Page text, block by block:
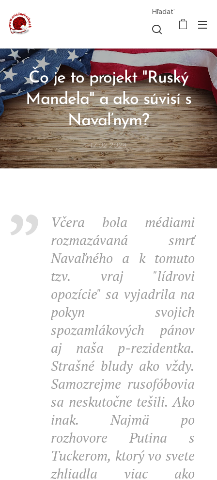
Hľadať
Čo je to projekt "Ruský
Mandela" a ako súvisí s
Navaľnym?
17.02.2024
Včera bola médiami
rozmazávaná smrť
Navaľného a k tomuto
tzv. vraj "lídrovi
opozície" sa vyjadrila na
pokyn svojich
spozamlákových pánov
aj naša p-rezidentka.
Strašné bludy ako vždy.
Samozrejme rusofóbovia
sa neskutočne tešili. Ako
inak. Najmä po
rozhovore Putina s
Tuckerom, ktorý vo svete
zhliadla viac ako